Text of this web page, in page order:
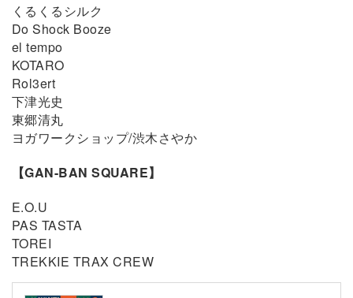
くるくるシルク
Do Shock Booze
el tempo
KOTARO
Rol3ert
下津光史
東郷清丸
ヨガワークショップ/渋木さやか
【GAN-BAN SQUARE】
E.O.U
PAS TASTA
TOREI
TREKKIE TRAX CREW